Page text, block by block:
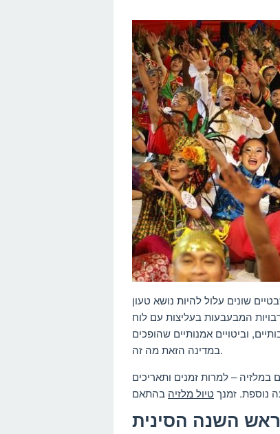
שונים עלול להיות נושא טעון
המבעבעות בעליצות עם לוח
וביטויים אמנותיים שהופכים
במדינה הזאת מה זה.
– למרות זמנים ותאריכים
נוספת. זמנך טיול מלזיה
ראש השנה הסינית